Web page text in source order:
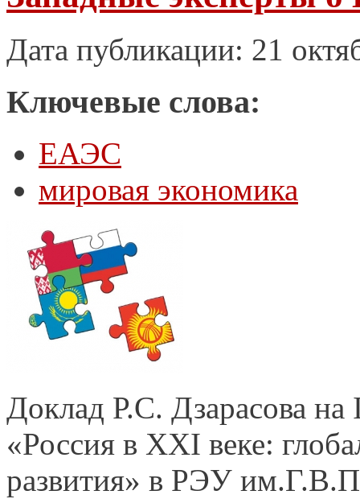
Дата публикации: 21
Ключевые слова:
ЕАЭС
мировая экономика
Доклад Р.С. Дзарасова
«Россия в XXI веке:
развития» в РЭУ